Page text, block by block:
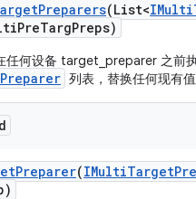
Preparers(List<IMulti
PreTargPreps)
任何设备 target_preparer 之前
列表，替换任何现有值
Preparer(IMultiTarget